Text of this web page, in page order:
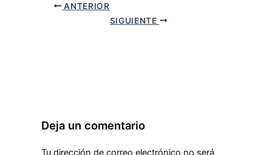
ANTERIOR
SIGUIENTE
Deja un comentario
Tu dirección de correo electrónico no será